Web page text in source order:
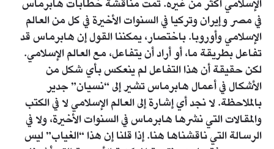
الإسلامي أكثر من غيره. تمت مناقشة خطابات هابرماس
في مصر وإيران وتركيا في السنوات الأخيرة في كل من العالم
الإسلامي وأوروبا. باختصار، يمكننا القول إن هابرماس قد
تفاعل بطريقة ما، أو أراد أن يتفاعل، مع العالم الإسلامي.
لكن حقيقة أن هذا التفاعل لم ينعكس بأي شكل من
الأشكال في أعمال هابرماس تشير إلى “نسيان” جدير
بالملاحظة. لا نجد أي إشارة إلى العالم الإسلامي لا في الكتب
والمقالات التي نشرها هابرماس في السنوات الأخيرة، ولا في
الرسالة التي ناقشناها هنا. إذا قلنا إن هذا “الغياب” ليس